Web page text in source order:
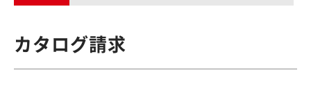
カタログ請求